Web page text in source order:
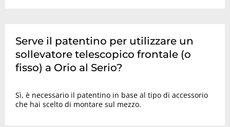
Serve il patentino per utilizzare un
sollevatore telescopico frontale (o
fisso) a Orio al Serio?
Sì, è necessario il patentino in base al tipo di accessorio
che hai scelto di montare sul mezzo.